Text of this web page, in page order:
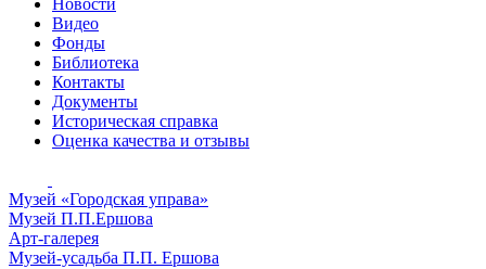
Новости
Видео
Фонды
Библиотека
Контакты
Документы
Историческая справка
Оценка качества и отзывы
Музей «Городская управа»
Музей П.П.Ершова
Арт-галерея
Музей-усадьба П.П. Ершова